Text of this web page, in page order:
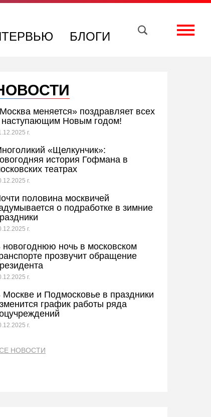
БЛОГИ
меняется» поздравляет всех
наступающим Новым годом!
г.
«Щелкунчик»:
история Гофмана в
театрах
г.
половина москвичей
о подработке в зимние
г.
новогоднюю ночь в московском
прозвучит обращение
г.
Москве и Подмосковье в праздники
график работы ряда
г.
НОВОСТИ